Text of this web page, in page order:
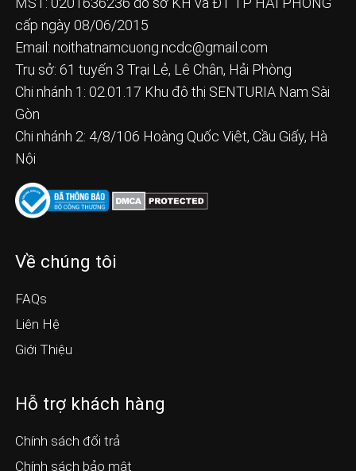
cấp ngày 08/06/2015
Email: noithatnamcuong.ncdc@gmail.com
Trụ sở: 61 tuyến 3 Trại Lẻ, Lê Chân, Hải Phòng
Chi nhánh 1: 02.01.17 Khu đô thị SENTURIA Nam Sài
Gòn
Chi nhánh 2: 4/8/106 Hoàng Quốc Việt, Cầu Giấy, Hà
Nội
Về chúng tôi
FAQs
Liên Hệ
Giới Thiệu
Hỗ trợ khách hàng
Chính sách đổi trả
Chính sách bảo mật